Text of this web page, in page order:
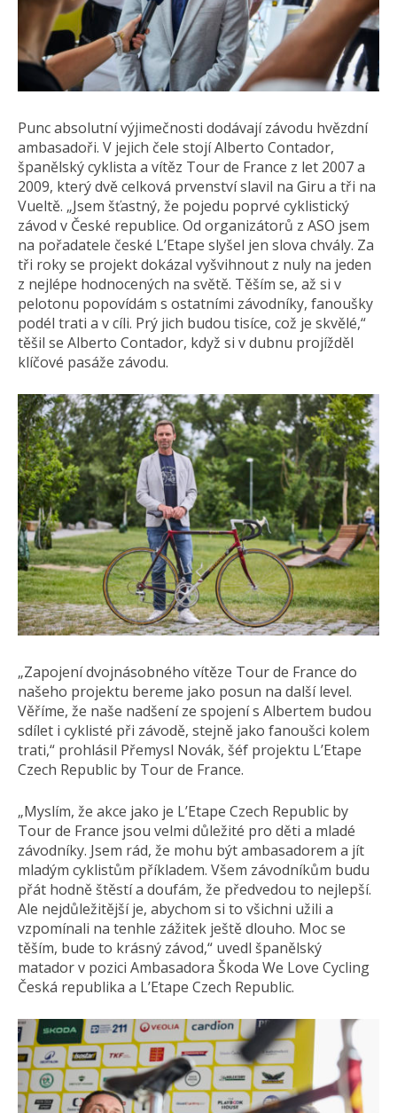
Punc absolutní výjimečnosti dodávají závodu hvězdní
ambasadoři. V jejich čele stojí Alberto Contador,
španělský cyklista a vítěz Tour de France z let 2007 a
2009, který dvě celková prvenství slavil na Giru a tři na
Vueltě. „Jsem šťastný, že pojedu poprvé cyklistický
závod v České republice. Od organizátorů z ASO jsem
na pořadatele české L’Etape slyšel jen slova chvály. Za
tři roky se projekt dokázal vyšvihnout z nuly na jeden
z nejlépe hodnocených na světě. Těším se, až si v
pelotonu popovídám s ostatními závodníky, fanoušky
podél trati a v cíli. Prý jich budou tisíce, což je skvělé,“
těšil se Alberto Contador, když si v dubnu projížděl
klíčové pasáže závodu.
„Zapojení dvojnásobného vítěze Tour de France do
našeho projektu bereme jako posun na další level.
Věříme, že naše nadšení ze spojení s Albertem budou
sdílet i cyklisté při závodě, stejně jako fanoušci kolem
trati,“ prohlásil Přemysl Novák, šéf projektu L’Etape
Czech Republic by Tour de France.
„Myslím, že akce jako je L’Etape Czech Republic by
Tour de France jsou velmi důležité pro děti a mladé
závodníky. Jsem rád, že mohu být ambasadorem a jít
mladým cyklistům příkladem. Všem závodníkům budu
přát hodně štěstí a doufám, že předvedou to nejlepší.
Ale nejdůležitější je, abychom si to všichni užili a
vzpomínali na tenhle zážitek ještě dlouho. Moc se
těším, bude to krásný závod,“ uvedl španělský
matador v pozici Ambasadora Škoda We Love Cycling
Česká republika a L’Etape Czech Republic.